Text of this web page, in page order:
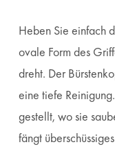
Heben Sie einfach
ovale Form des
dreht. Der
eine tiefe
gestellt, wo sie
fängt